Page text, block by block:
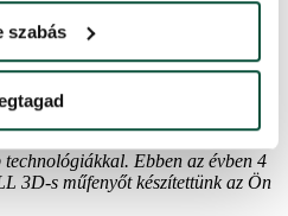
szabás
kivételesen 3D-s tűlevelekből
az élő fát. A teljes 3D-s műfenyő
dolog, amelyet a piac kínál. A 3D
a legjobb minőségű PE (polietilén)
Ebben az évben 4
3D-s műfenyőt készítettünk az Ön